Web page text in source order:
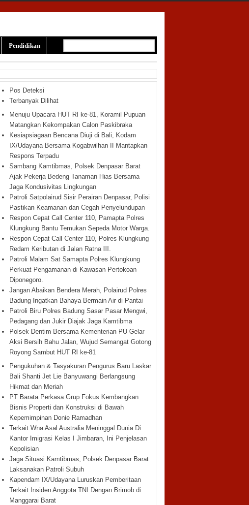
Pendidikan
Pos Deteksi
Terbanyak Dilihat
Menuju Upacara HUT RI ke-81, Koramil Pupuan
Matangkan Kekompakan Calon Paskibraka
Kesiapsiagaan Bencana Diuji di Bali, Kodam
IX/Udayana Bersama Kogabwilhan II Mantapkan
Respons Terpadu
Sambang Kamtibmas, Polsek Denpasar Barat
Ajak Pekerja Bedeng Tanaman Hias Bersama
Jaga Kondusivitas Lingkungan
Patroli Satpolairud Sisir Perairan Denpasar, Polisi
Pastikan Keamanan dan Cegah Penyelundupan
Respon Cepat Call Center 110, Pamapta Polres
Klungkung Bantu Temukan Sepeda Motor Warga.
Respon Cepat Call Center 110, Polres Klungkung
Redam Keributan di Jalan Ratna III.
Patroli Malam Sat Samapta Polres Klungkung
Perkuat Pengamanan di Kawasan Pertokoan
Diponegoro.
Jangan Abaikan Bendera Merah, Polairud Polres
Badung Ingatkan Bahaya Bermain Air di Pantai
Patroli Biru Polres Badung Sasar Pasar Mengwi,
Pedagang dan Jukir Diajak Jaga Kamtibma
Polsek Dentim Bersama Kementerian PU Gelar
Aksi Bersih Bahu Jalan, Wujud Semangat Gotong
Royong Sambut HUT RI ke-81
Pengukuhan & Tasyakuran Pengurus Baru Laskar
Bali Shanti Jet Lie Banyuwangi Berlangsung
Hikmat dan Meriah
PT Barata Perkasa Grup Fokus Kembangkan
Bisnis Properti dan Konstruksi di Bawah
Kepemimpinan Donie Ramadhan
Terkait Wna Asal Australia Meninggal Dunia Di
Kantor Imigrasi Kelas I Jimbaran, Ini Penjelasan
Kepolisian
Jaga Situasi Kamtibmas, Polsek Denpasar Barat
Laksanakan Patroli Subuh
Kapendam IX/Udayana Luruskan Pemberitaan
Terkait Insiden Anggota TNI Dengan Brimob di
Manggarai Barat